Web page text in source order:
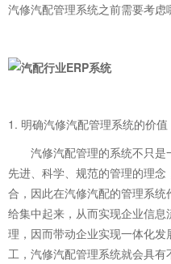
汽修汽配管理系统之前需要考虑
1. 明确汽修汽配管理系统的价值
汽修汽配管理的系统不只是
先进、科学、规范的管理的理
合，因此在汽修汽配的管理系
给集中起来，从而实现企业信
理，因而带动企业实现一体化
工，汽修汽配管理系统就会具